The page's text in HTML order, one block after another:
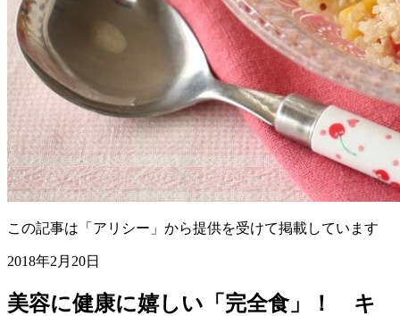
この記事は「アリシー」から提供を受けて掲載しています
2018年2月20日
美容に健康に嬉しい「完全食」！ キ